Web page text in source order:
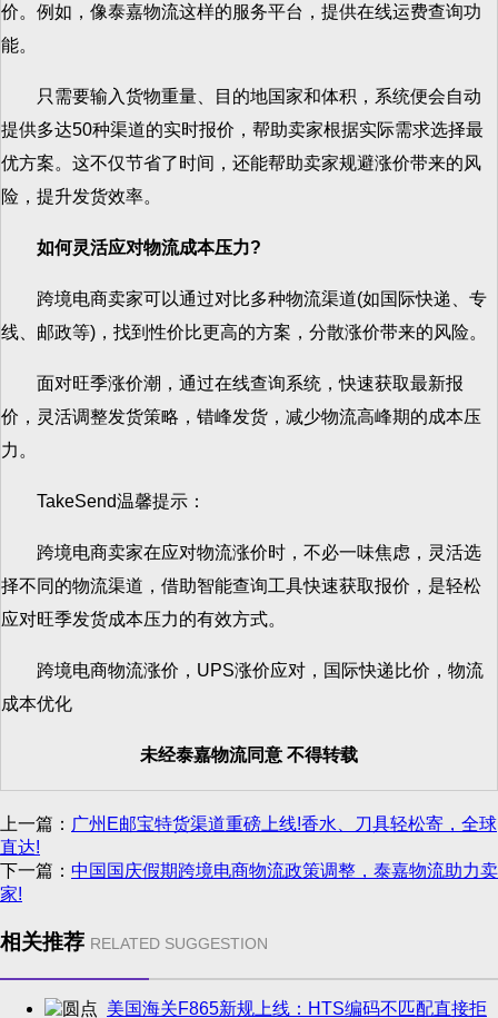
价。例如，像泰嘉物流这样的服务平台，提供在线运费查询功
能。
只需要输入货物重量、目的地国家和体积，系统便会自动
提供多达50种渠道的实时报价，帮助卖家根据实际需求选择最
优方案。这不仅节省了时间，还能帮助卖家规避涨价带来的风
险，提升发货效率。
如何灵活应对物流成本压力?
跨境电商卖家可以通过对比多种物流渠道(如国际快递、专
线、邮政等)，找到性价比更高的方案，分散涨价带来的风险。
面对旺季涨价潮，通过在线查询系统，快速获取最新报
价，灵活调整发货策略，错峰发货，减少物流高峰期的成本压
力。
TakeSend温馨提示：
跨境电商卖家在应对物流涨价时，不必一味焦虑，灵活选
择不同的物流渠道，借助智能查询工具快速获取报价，是轻松
应对旺季发货成本压力的有效方式。
跨境电商物流涨价，UPS涨价应对，国际快递比价，物流
成本优化
未经泰嘉物流同意 不得转载
上一篇： 广州E邮宝特货渠道重磅上线!香水、刀具轻松寄，全球
直达!
下一篇： 中国国庆假期跨境电商物流政策调整，泰嘉物流助力卖
家!
相关推荐 RELATED SUGGESTION
美国海关F865新规上线：HTS编码不匹配直接拒